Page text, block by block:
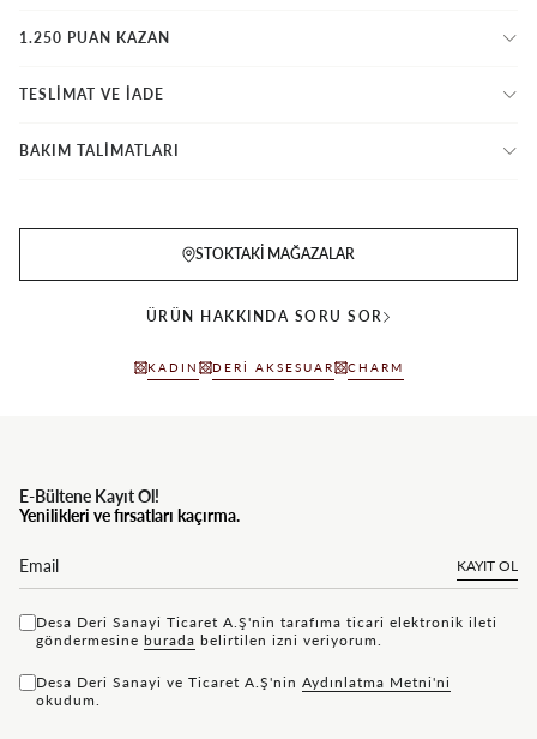
1.250 PUAN KAZAN
TESLİMAT VE İADE
BAKIM TALİMATLARI
STOKTAKI MAĞAZALAR
ÜRÜN HAKKINDA SORU SOR
KADIN DERI AKSESUAR CHARM
E-Bültene Kayıt Ol!
Yenilikleri ve fırsatları kaçırma.
KAYIT OL
Desa Deri Sanayi Ticaret A.Ş'nin tarafıma ticari elektronik ileti
göndermesine bu rada belirtilen izni veriyorum.
Desa Deri Sanayi ve Ticaret A.Ş'nin Aydınlatma Metni'ni
okudum.